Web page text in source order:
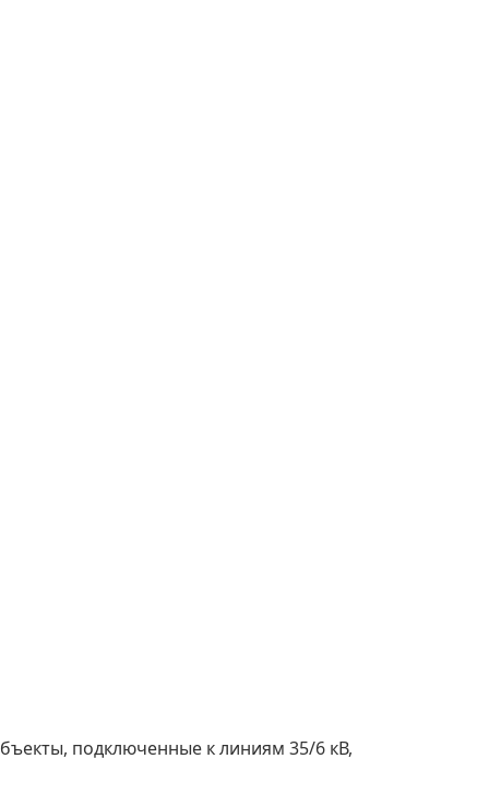
подключенные к линиям 35/6 кВ,